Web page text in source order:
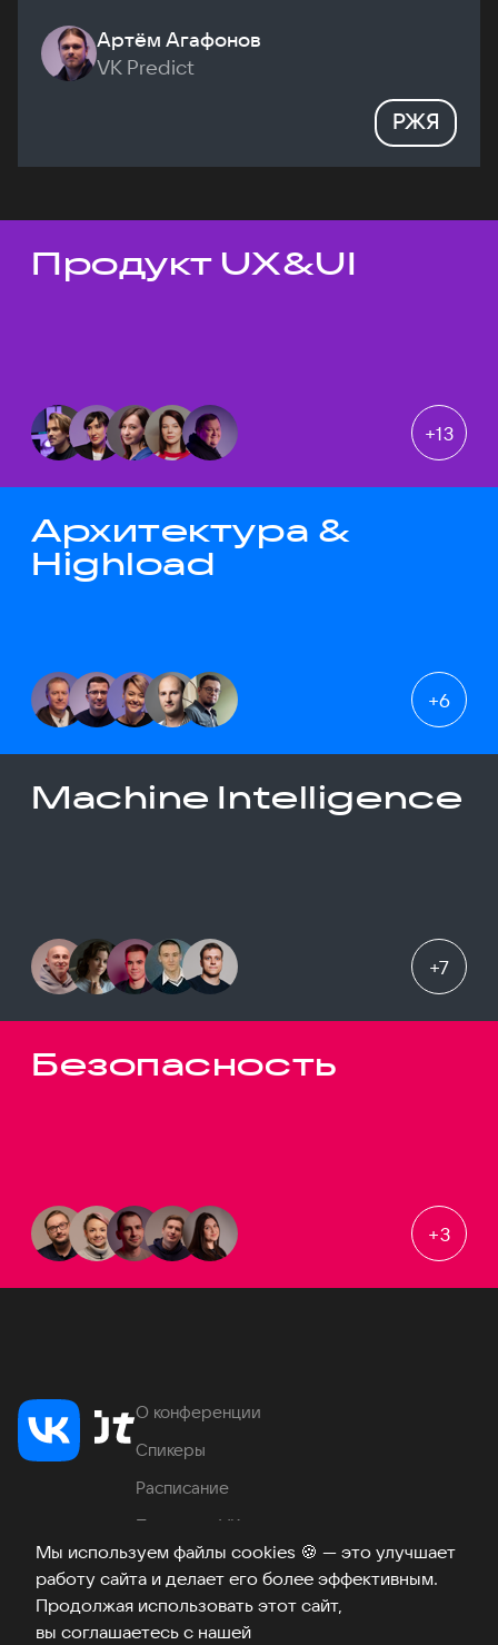
Мы используем файлы cookies 🍪 — это улучшает
работу сайта и делает его более эффективным.
Продолжая использовать этот сайт,
вы соглашаетесь с нашей
Артём Агафонов
VK Predict
РЖЯ
Темы докладов
Продукт UX&UI
+13
Архитектура &
Highload
+6
Machine Intelligence
+7
Безопасность
+3
О конференции
Спикеры
Расписание
Продукты VK
Место проведения
Часто задаваемые вопросы